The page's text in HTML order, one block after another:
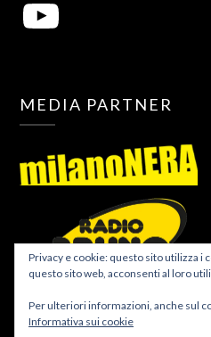
MEDIA PARTNER
Privacy e cookie: questo sito utilizza i
questo sito web, acconsenti al loro
Per ulteriori informazioni, anche sul
Informativa sui cookie